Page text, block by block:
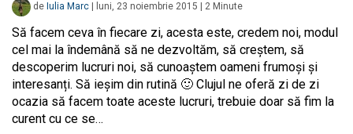
de Iulia Marc luni, 23 noiembrie 2015 2 Minute
Să facem ceva în fiecare zi, acesta este, credem noi, modul
cel mai la îndemână să ne dezvoltăm, să creștem, să
descoperim lucruri noi, să cunoaștem oameni frumoși și
interesanți. Să ieșim din rutină 🙂 Clujul ne oferă zi de zi
ocazia să facem toate aceste lucruri, trebuie doar să fim la
curent cu ce se…